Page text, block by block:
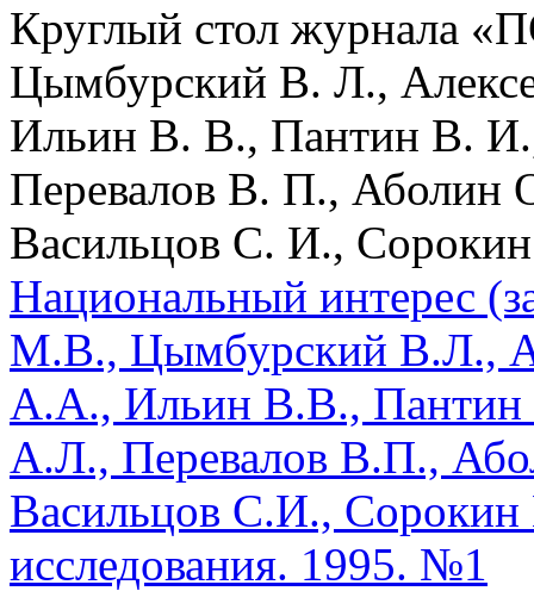
Круглый стол журнала
Цымбурский В. Л.,
Ильин В. В., Пантин В.
Перевалов В. П.,
Васильцов С. И.,
Национальный интерес
М.В., Цымбурский В.Л.,
А.А., Ильин В.В., Пантин
А.Л., Перевалов В.П.,
Васильцов С.И.,
исследования. 1995. №1